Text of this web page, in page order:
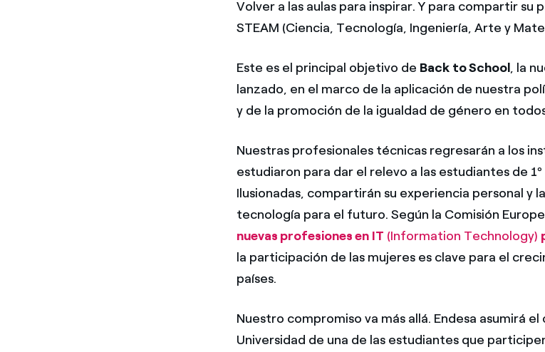
Volver a las aulas para inspirar. Y para compartir su
STEAM (Ciencia, Tecnología, Ingeniería, Arte y
Este es el principal objetivo de Back to School, la
lanzado, en el marco de la aplicación de nuestra
y de la promoción de la igualdad de género en
Nuestras profesionales técnicas regresarán a los
estudiaron para dar el relevo a las estudiantes de
Ilusionadas, compartirán su experiencia personal y
tecnología para el futuro. Según la Comisión
nuevas profesiones en IT (Information Technology)
la participación de las mujeres es clave para el
países.
Nuestro compromiso va más allá. Endesa asumirá
Universidad de una de las estudiantes que